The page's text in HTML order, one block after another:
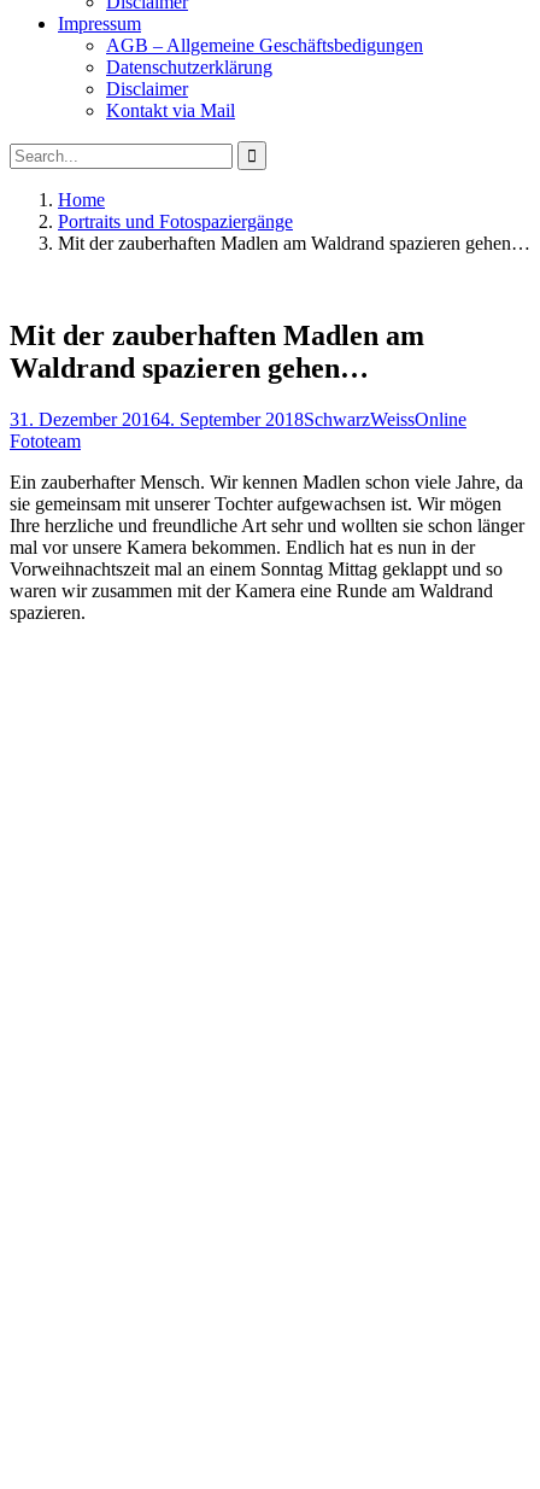
Impressum
AGB – Allgemeine Geschäftsbedigungen
Datenschutzerklärung
Disclaimer
Kontakt via Mail
Search
Search
for:
Home
Portraits und Fotospaziergänge
Mit der zauberhaften Madlen am Waldrand spazieren gehen…
Mit der zauberhaften Madlen am
Waldrand spazieren gehen…
31. Dezember 20164. September 2018SchwarzWeissOnline
Fototeam
Ein zauberhafter Mensch. Wir kennen Madlen schon viele Jahre, da
sie gemeinsam mit unserer Tochter aufgewachsen ist. Wir mögen
Ihre herzliche und freundliche Art sehr und wollten sie schon länger
mal vor unsere Kamera bekommen. Endlich hat es nun in der
Vorweihnachtszeit mal an einem Sonntag Mittag geklappt und so
waren wir zusammen mit der Kamera eine Runde am Waldrand
spazieren.